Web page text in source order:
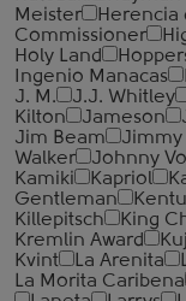
Meister
Herencia
Commissioner
Holy Land
Ingenio Manacas
J. M.
J.J. Whitley
Kilton
Jameson
Jim Beam
Jimmy
Walker
Johnny
Kamiki
Kapriol
Gentleman
Killepitsch
King
Kremlin Award
Kvint
La Arenita
La Morita Caribena